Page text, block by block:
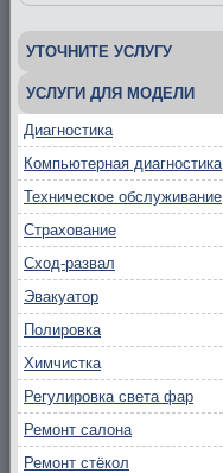
УТОЧНИТЕ УСЛУГУ
УСЛУГИ ДЛЯ МОДЕЛИ
Диагностика
Компьютерная диагностика
Техническое обслуживание
Страхование
Сход-развал
Эвакуатор
Полировка
Химчистка
Регулировка света фар
Ремонт салона
Ремонт стёкол